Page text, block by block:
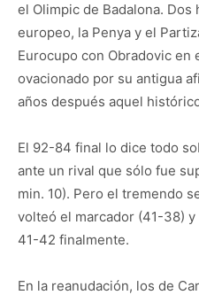
el Olimpic de Badalona.
europeo, la Penya y el
Eurocupo con Obradovic en
ovacionado por su antigua
años después aquel
El 92-84 final lo dice todo
ante un rival que sólo fue
min. 10). Pero el tremendo
volteó el marcador (41-38)
41-42 finalmente.
En la reanudación, los de